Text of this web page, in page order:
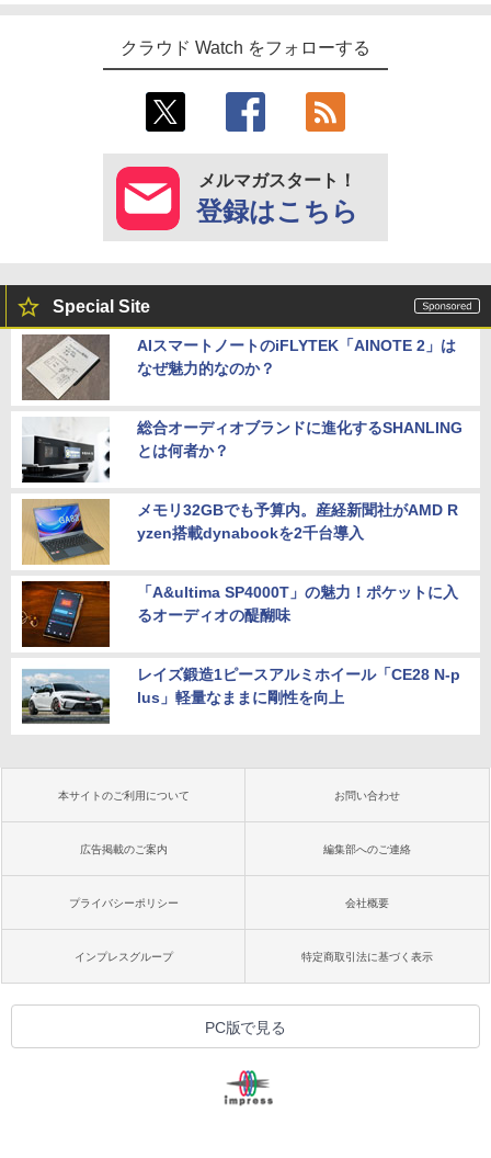
クラウド Watch をフォローする
メルマガスタート！
登録はこちら
Special Site
AIスマートノートのiFLYTEK「AINOTE 2」は
なぜ魅力的なのか？
総合オーディオブランドに進化するSHANLING
とは何者か？
メモリ32GBでも予算内。産経新聞社がAMD R
yzen搭載dynabookを2千台導入
「A&ultima SP4000T」の魅力！ポケットに入
るオーディオの醍醐味
レイズ鍛造1ピースアルミホイール「CE28 N-p
lus」軽量なままに剛性を向上
本サイトのご利用について お問い合わせ
広告掲載のご案内 編集部へのご連絡
プライバシーポリシー 会社概要
インプレスグループ 特定商取引法に基づく表示
PC版で見る